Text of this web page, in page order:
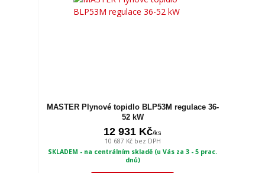
MASTER Plynové topidlo BLP53M regulace 36-
52 kW
12 931 Kč/ks
10 687 Kč bez DPH
SKLADEM - na centrálním skladě (u Vás za 3 - 5 prac.
dnů)